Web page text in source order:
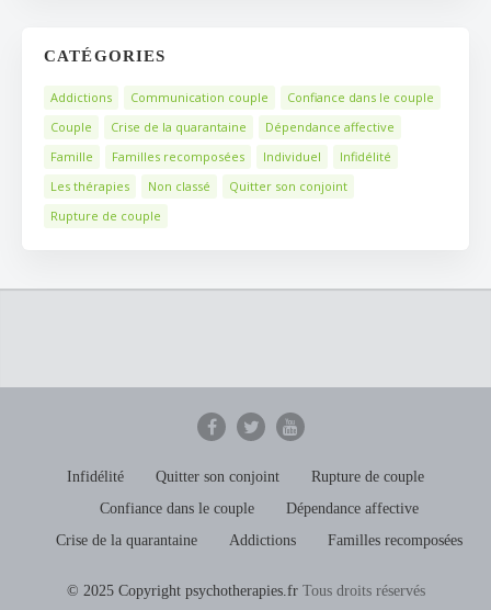
CATÉGORIES
Addictions Communication couple
Confiance dans le couple
Couple
Crise de la quarantaine
Dépendance affective
Famille
Familles recomposées Individuel
Infidélité
Les thérapies
Non classé
Quitter son conjoint
Rupture de couple
Infidélité Quitter son conjoint
Rupture de couple
Confiance dans le couple
Dépendance affective
Crise de la quarantaine
Addictions Familles recomposées
© 2025 Copyright psychotherapies.frTous droits réservés